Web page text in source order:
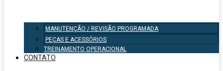
MANUTENÇÃO / REVISÃO PROGRAMADA
PEÇAS E ACESSÓRIOS
TREINAMENTO OPERACIONAL
CONTATO